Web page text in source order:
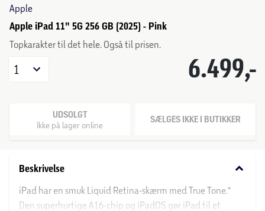
Apple
Apple iPad 11" 5G 256 GB (2025) - Pink
Topkarakter til det hele. Også til prisen.
6.499,-
1
UDSOLGT
Ikke på lager online SÆLGES IKKE I BUTIKKER
Beskrivelse keyboard_arrow_down
iPad har en smuk Liquid Retina-skærm med True Tone.*
Den superhurtige A16-chip og iPadOS gør iPad til et